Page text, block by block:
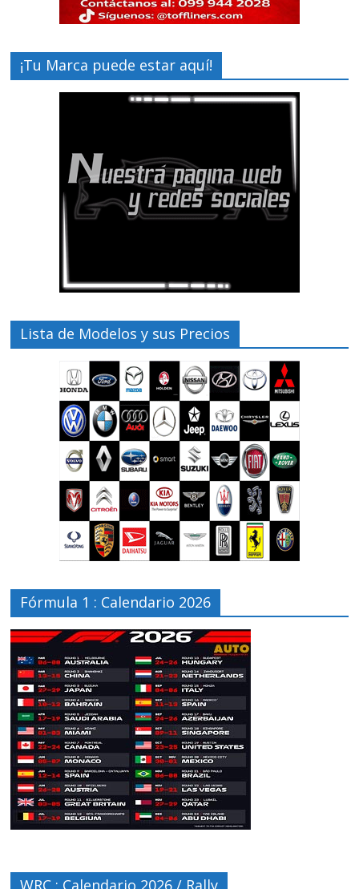
¡Tu Marca puede estar aquí!
Lista de Modelos y sus Precios
Fórmula 1 : Calendario 2026
WRC : Calendario 2026 / Rally